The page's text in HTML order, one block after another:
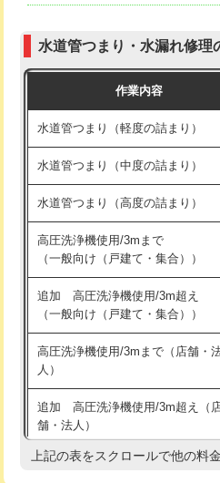
モルタル補修（厚さ10㎝超え）
洗面台設置
化粧台設置
追加人工
廃棄・処分
※給水管工事は20mmまでの価格
式）)
式・ワンホール）)
交換・取付(排水栓・排水トラップ
持込商品取付（混合水栓）
持込商品取付（浄水器・分岐水栓）
業）
排水管工事（追加 排水管工事/3
え）
水道管つまり・水漏れ修理
作業内容
水道管つまり（軽度の詰まり）
水道管つまり（中度の詰まり）
水道管つまり（高度の詰まり）
高圧洗浄機使用/3mまで
（一般向け（戸建て・集合））
追加 高圧洗浄機使用/3m超え
（一般向け（戸建て・集合））
高圧洗浄機使用/3mまで（店舗・
人）
追加 高圧洗浄機使用/3m超え（
舗・法人）
高度高圧洗浄換
上記の表をスクロールで他の料